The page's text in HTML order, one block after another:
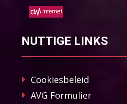
NUTTIGE LINKS
Cookiesbeleid
AVG Formulier